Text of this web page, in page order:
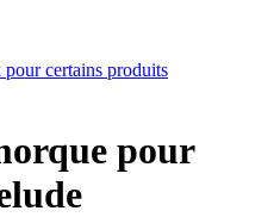
pour certains produits
pour